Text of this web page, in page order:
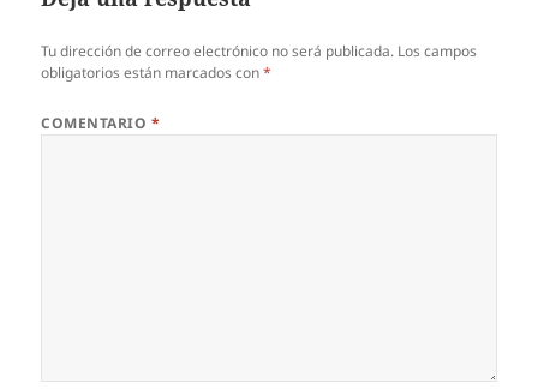
Tu dirección de correo electrónico no será publicada. Los campos
obligatorios están marcados con*
COMENTARIO *